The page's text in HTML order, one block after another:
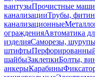
вантузыПрочистные
канализацииТрубы,
канализационные
огражденияАвтоматика
изделияСаморезы,
штифты
шайбыЗаклепкиБолты,
анкерыКарабины